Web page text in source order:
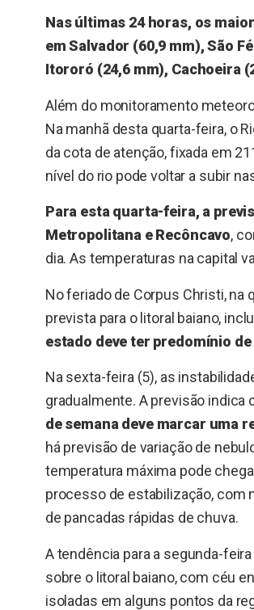
Nas últimas 24 horas, os
em Salvador (60,9 mm), São
Itororó (24,6 mm), Cachoeira
Além do monitoramento
Na manhã desta quarta-feira, o
da cota de atenção, fixada em
nível do rio pode voltar a subir
Para esta quarta-feira, a
Metropolitana e Recôncavo,
dia. As temperaturas na capital
No feriado de Corpus Christi, na
prevista para o litoral baiano,
estado deve ter predomínio
Na sexta-feira (5), as
gradualmente. A previsão
de semana deve marcar uma
há previsão de variação de
temperatura máxima pode
processo de estabilização, com
de pancadas rápidas de chuva.
A tendência para a segunda-
sobre o litoral baiano, com céu
isoladas em alguns pontos da